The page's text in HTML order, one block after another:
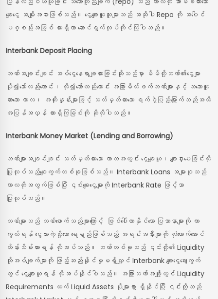
ချေးငွေ အမျိုးအစားဖြစ်သည်။ ငွေချေးယူသူများသည် အဆိုပါ Repo ကို အပေါင်
ပစ္စည်းအဖြစ် ထားရှိကာ ဆောင်ရွက်လုပ်ကိုင်ကြပါသည်။
Interbank Deposit Placing
ဘဏ်အချင်းချင်း အပ်ငွေနေရာချထားခြင်းဆိုသည်မှာ မိမိတို့ဘဏ်၏ငွေများ
ပို၍သော်လည်းကောင်း၊ လို၍သော်လည်းကောင်း အခြားမိတ်ဖက်ဘဏ်များနှင့် သဘောတူ
ထားသော ကာလ၊ အတိုးနှုန်းများဖြင့် သတ်မှတ်ထားသော ရက်စွဲပြည့်မြောက်သည်အထိ
အပြန်အလှန် ထားရှိကြခြင်းကို ဆိုလိုပါသည်။
Interbank Money Market (Lending and Borrowing)
ဘဏ်များအချင်းချင်း သတ်မှတ်ထားသော ကာလအတွင်း ငွေချေးယူ၊ ချေးငှားပေးခြင်းကို
ပြုလုပ်သည့်စျေးကွက်တစ်ခုဖြစ်သည်။ Interbank Loans အများစုသည်
ကာလတိုအတွက်ဖြစ်ပြီး ၎င်းချေးငွေများကို Interbank Rate ဖြင့်သာ
ပြုလုပ်သည်။
ဘဏ်များသည် ဘဏ်ဖောက်သည်များကြောင့် ဖြစ်ပေါ်လာနိုင်သော ပြသာနာများကို ကာ
ကွယ်ရန် ငွေသားကဲ့သို့သော ရေရှည်ဖြစ်သည့် အရင်းအနှီးများကို လုံလောက်အောင်
ထိန်းသိမ်းထားရန် လိုအပ်သည်။ ဘဏ်တစ်ခုသည် ၎င်းတို့၏ Liquidity
လိုအပ်ချက်များကို ဖြည့်ဆည်းနိုင်မှုမရှိလျှင် Interbank ချေးငွေဈေးကွက်
တွင် ငွေချေးယူရန် လိုအပ်နိုင်ပါသည်။ အခြားဘဏ်အချို့တွင် Liquidity
Requirements ထက် Liquid Assets ပိုများစွာ ရှိနိုင်ပြီး ၎င်းတို့သည်